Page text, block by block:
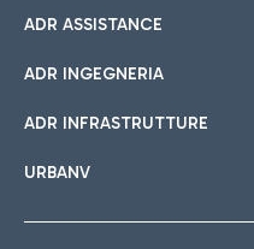
ADR ASSISTANCE
ADR INGEGNERIA
ADR INFRASTRUTTURE
URBANV